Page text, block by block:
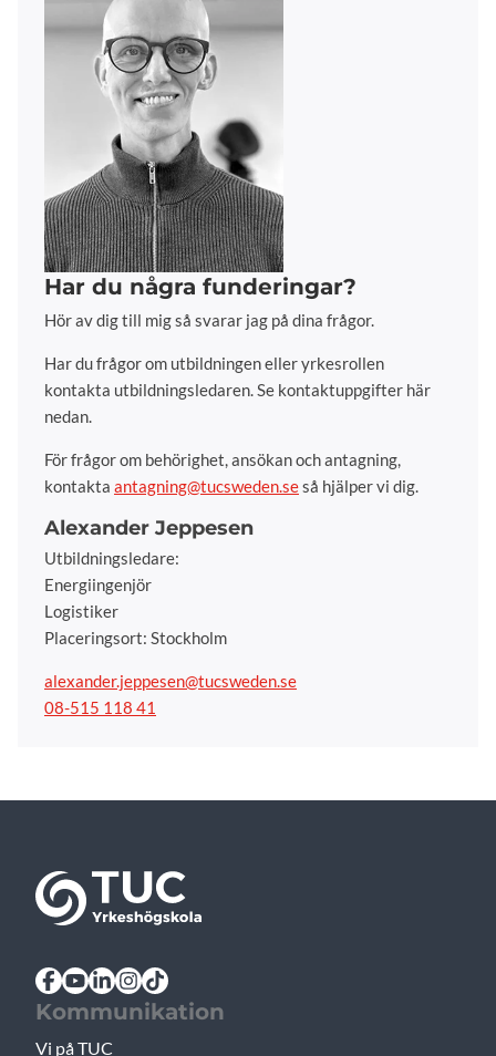
Har du några funderingar?
Hör av dig till mig så svarar jag på dina frågor.
Har du frågor om utbildningen eller yrkesrollen
kontakta utbildningsledaren. Se kontaktuppgifter här
nedan.
För frågor om behörighet, ansökan och antagning,
kontakta antagning@tucsweden.seså hjälper vi dig.
Alexander Jeppesen
Utbildningsledare:
Energiingenjör
Logistiker
Placeringsort: Stockholm
alexander.jeppesen@tucsweden.se
08-515 118 41
Kommunikation
Vi på TUC